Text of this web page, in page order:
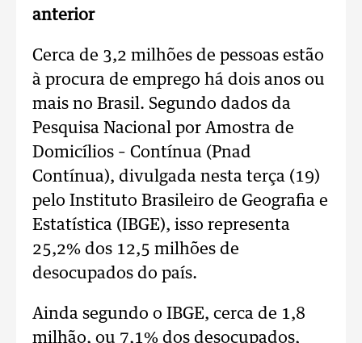
anterior
Cerca de 3,2 milhões de pessoas estão
à procura de emprego há dois anos ou
mais no Brasil. Segundo dados da
Pesquisa Nacional por Amostra de
Domicílios – Contínua (Pnad
Contínua), divulgada nesta terça (19)
pelo Instituto Brasileiro de Geografia e
Estatística (IBGE), isso representa
25,2% dos 12,5 milhões de
desocupados do país.
Ainda segundo o IBGE, cerca de 1,8
milhão, ou 7,1% dos desocupados,